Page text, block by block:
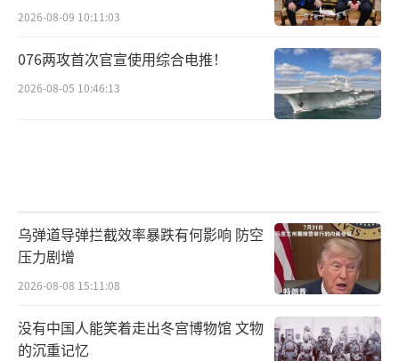
2026-08-09 10:11:03
076两攻首次官宣使用综合电推！
2026-08-05 10:46:13
乌弹道导弹拦截效率暴跌有何影响 防空
压力剧增
2026-08-08 15:11:08
没有中国人能笑着走出冬宫博物馆 文物
的沉重记忆